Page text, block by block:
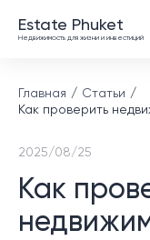
Estate Phuket
Недвижимость для жизни и инвестиций
Главная
Статьи
Как проверить
2025/08/25
Как